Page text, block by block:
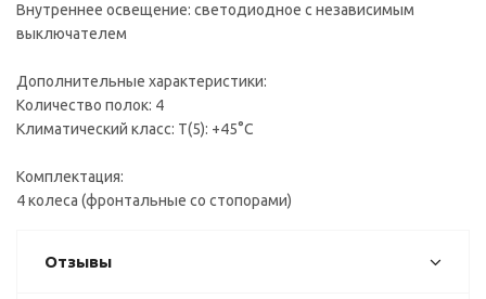
Внутреннее освещение: светодиодное с независимым
выключателем
Дополнительные характеристики:
Количество полок: 4
Климатический класс: T(5): +45°С
Комплектация:
4 колеса (фронтальные со стопорами)
Отзывы